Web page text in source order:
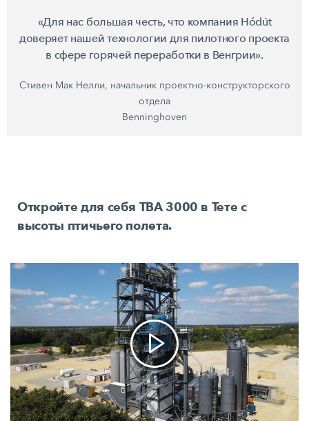
«Для нас большая честь, что компания Hódút
доверяет нашей технологии для пилотного проекта
в сфере горячей переработки в Венгрии».
Стивен Мак Нелли, начальник проектно-конструкторского
отдела
Benninghoven
Откройте для себя TBA 3000 в Тете с
высоты птичьего полета.